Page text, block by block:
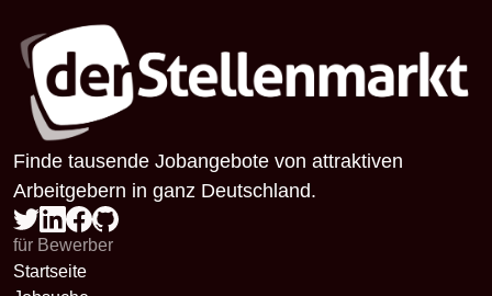
Finde tausende Jobangebote von attraktiven
Arbeitgebern in ganz Deutschland.
für Bewerber
Startseite